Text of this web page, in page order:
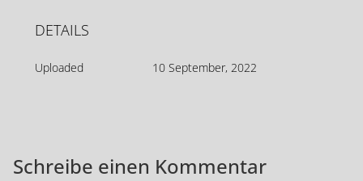
DETAILS
Uploaded 10 September, 2022
Schreibe einen Kommentar